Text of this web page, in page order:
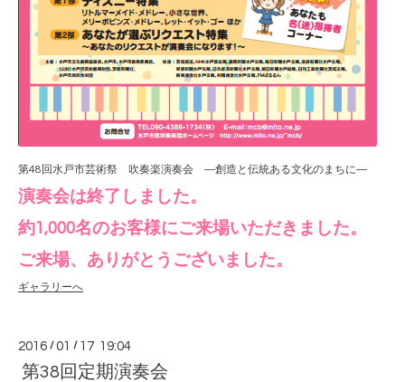
第48回水戸市芸術祭 吹奏楽演奏会 ―創造と伝統ある文化のまちに―
演奏会は終了しました。
約1,000名のお客様にご来場いただきました。
ご来場、ありがとうございました。
ギャラリーへ
2016 /01 / 17 19:04
第38回定期演奏会